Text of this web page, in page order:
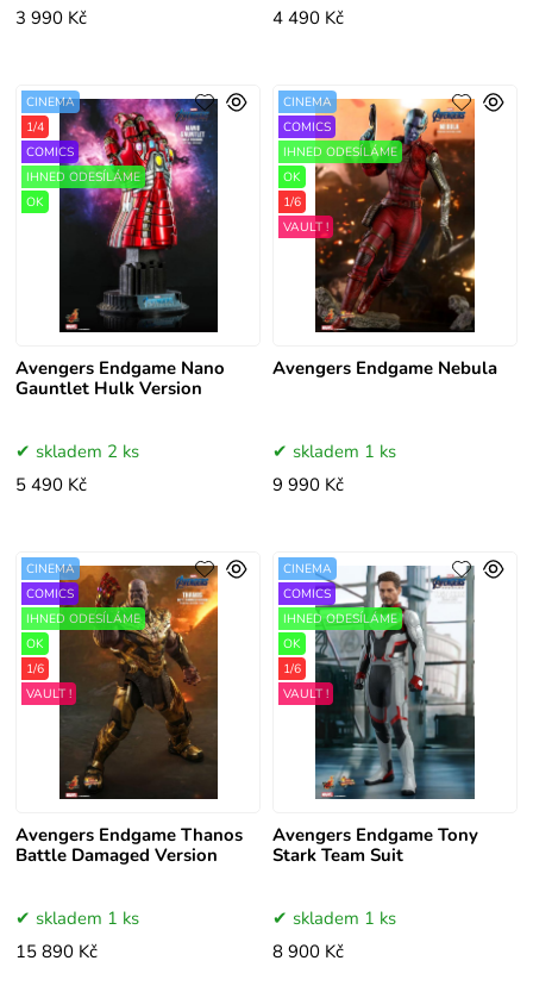
3 990 Kč
4 490 Kč
Avengers Endgame Nano
Gauntlet Hulk Version
CINEMA
1/4
COMICS
IHNED ODESÍLÁME
OK
skladem 2 ks
5 490 Kč
Avengers Endgame Nebula
CINEMA
COMICS
IHNED ODESÍLÁME
OK
1/6
VAULT !
skladem 1 ks
9 990 Kč
Avengers Endgame Thanos
Battle Damaged Version
CINEMA
COMICS
IHNED ODESÍLÁME
OK
1/6
VAULT !
skladem 1 ks
15 890 Kč
Avengers Endgame Tony
Stark Team Suit
CINEMA
COMICS
IHNED ODESÍLÁME
OK
1/6
VAULT !
skladem 1 ks
8 900 Kč